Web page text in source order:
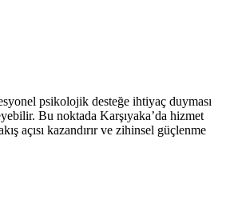
psikolojik desteğe ihtiyaç duyması
Bu noktada Karşıyaka’da hizmet
açısı kazandırır ve zihinsel güçlenme